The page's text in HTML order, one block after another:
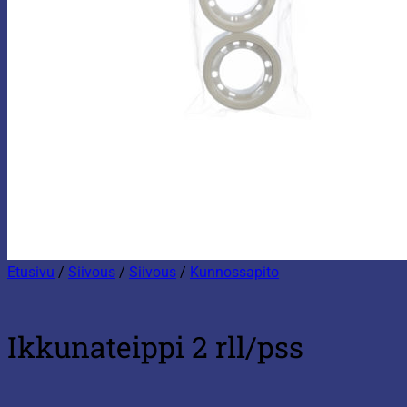
Etusivu / Siivous / Siivous / Kunnossapito
Ikkunateippi 2 rll/pss